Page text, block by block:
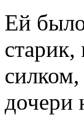
Ей было
силком,
дочери